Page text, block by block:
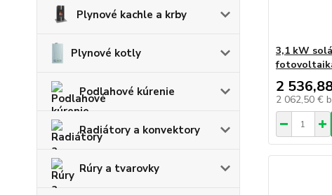
Plynové kachle a krby
Plynové kotly
Podlahové kúrenie
Radiátory a konvektory
Rúry a tvarovky
3,1 kW
2
2 062,50 €